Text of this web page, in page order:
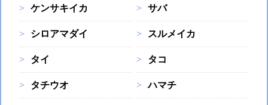
ケンサキイカ サバ
シロアマダイ スルメイカ
タイ タコ
タチウオ ハマチ